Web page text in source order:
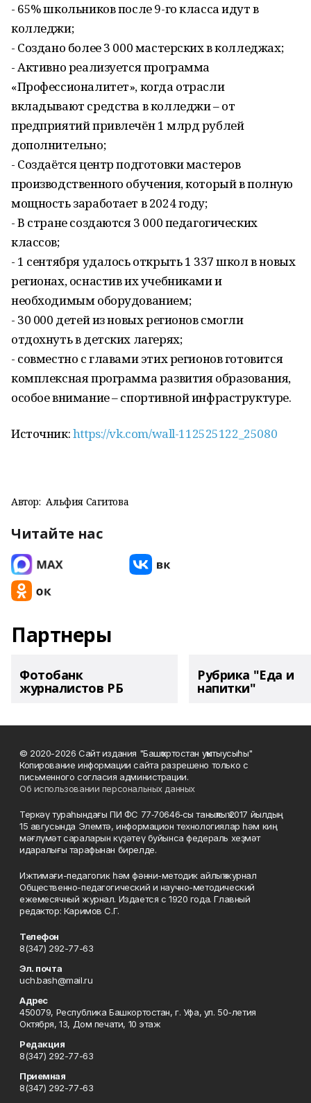
- 65% школьников после 9-го класса идут в
колледжи;
- Создано более 3 000 мастерских в колледжах;
- Активно реализуется программа
«Профессионалитет», когда отрасли
вкладывают средства в колледжи – от
предприятий привлечён 1 млрд рублей
дополнительно;
- Создаётся центр подготовки мастеров
производственного обучения, который в полную
мощность заработает в 2024 году;
- В стране создаются 3 000 педагогических
классов;
- 1 сентября удалось открыть 1 337 школ в новых
регионах, оснастив их учебниками и
необходимым оборудованием;
- 30 000 детей из новых регионов смогли
отдохнуть в детских лагерях;
- совместно с главами этих регионов готовится
комплексная программа развития образования,
особое внимание – спортивной инфраструктуре.
Источник:https://vk.com/wall-112525122_25080
Автор: Альфия Сагитова
Читайте нас
Партнеры
Фотобанк
журналистов РБ
Рубрика "Еда и
напитки"
© 2020-2026 Сайт издания "Башҡортостан уҡытыусыһы"
Копирование информации сайта разрешено только с
письменного согласия администрации.
Об использовании персональных данных
Теркәү тураһындағы ПИ ФС 77‑70646‑сы таныҡлыҡ 2017 йылдың
15 авгусында Элемтә, информацион технологиялар һәм киң
мәғлүмәт сараларын күҙәтеү буйынса федераль хеҙмәт
идаралығы тарафынан бирелде.
Ижтимағи-педагогик һәм фәнни-методик айлыҡ журнал
Общественно-педагогический и научно-методический
ежемесячный журнал. Издается с 1920 года. Главный
редактор: Каримов С.Г.
Телефон
8(347) 292-77-63
Эл. почта
uch.bash@mail.ru
Адрес
450079, Республика Башкортостан, г. Уфа, ул. 50-летия
Октября, 13, Дом печати, 10 этаж
Редакция
8(347) 292-77-63
Приемная
8(347) 292-77-63